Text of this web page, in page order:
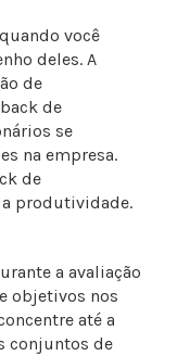
você
deles. A
de
de
se
na empresa.
de
produtividade.
a avaliação
objetivos nos
até a
conjuntos de